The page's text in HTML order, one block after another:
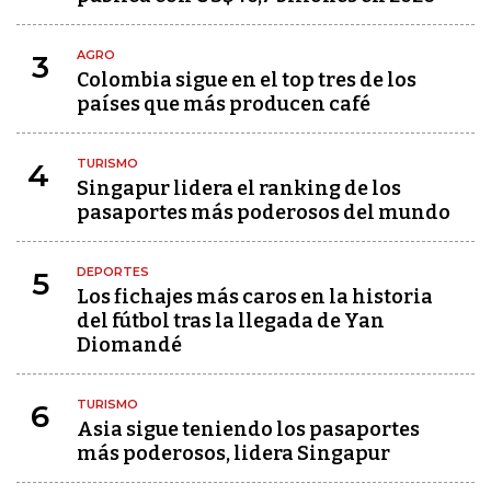
3 AGRO
Colombia sigue en el top tres de los
países que más producen café
4 TURISMO
Singapur lidera el ranking de los
pasaportes más poderosos del mundo
5 DEPORTES
Los fichajes más caros en la historia
del fútbol tras la llegada de Yan
Diomandé
6 TURISMO
Asia sigue teniendo los pasaportes
más poderosos, lidera Singapur